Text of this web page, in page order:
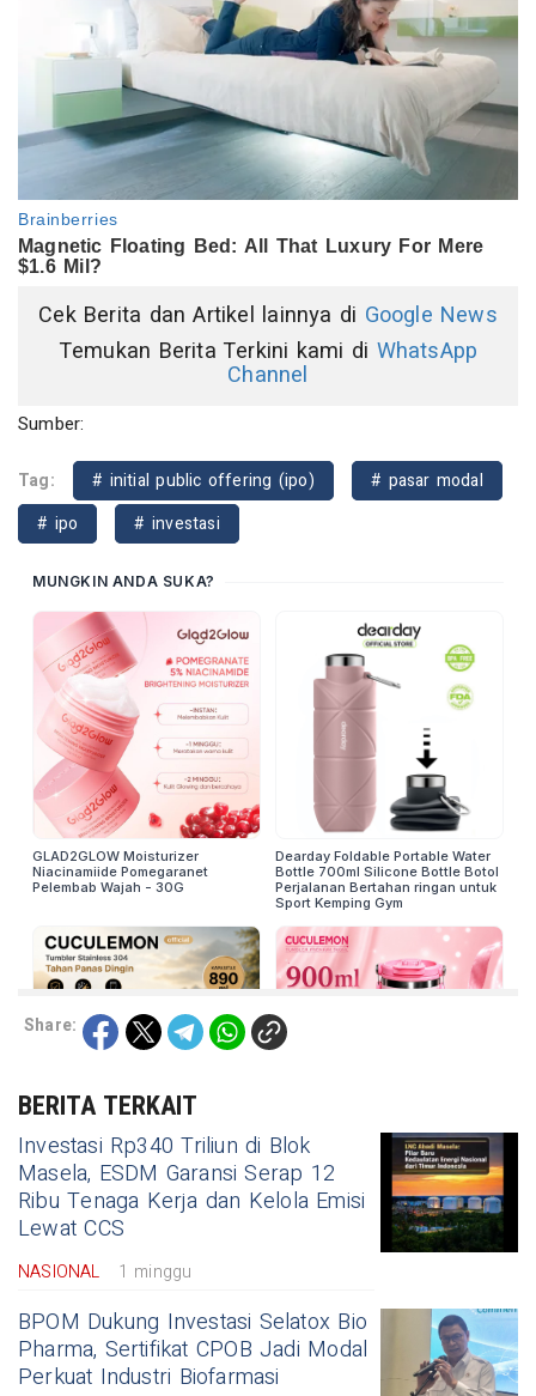
Cek Berita dan Artikel lainnya di Google News
Temukan Berita Terkini kami di WhatsApp
Channel
Sumber:
Tag: # initial public offering (ipo)
# pasar modal
# ipo
# investasi
Share:
BERITA TERKAIT
Investasi Rp340 Triliun di Blok
Masela, ESDM Garansi Serap 12
Ribu Tenaga Kerja dan Kelola Emisi
Lewat CCS
NASIONAL 1 minggu
BPOM Dukung Investasi Selatox Bio
Pharma, Sertifikat CPOB Jadi Modal
Perkuat Industri Biofarmasi